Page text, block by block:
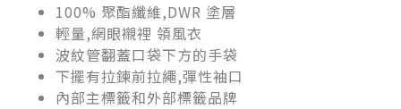
100% 聚酯纖維,DWR 塗層
輕量,網眼襯裡 領風衣
波紋管翻蓋口袋下方的手袋
下擺有拉鍊前拉繩,彈性袖口
內部主標籤和外部標籤品牌